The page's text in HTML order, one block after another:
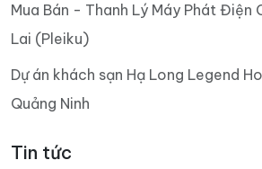
Mua Bán - Thanh Lý Máy Phát Điện
Lai (Pleiku)
Dự án khách sạn Hạ Long Legend
Quảng Ninh
Tin tức